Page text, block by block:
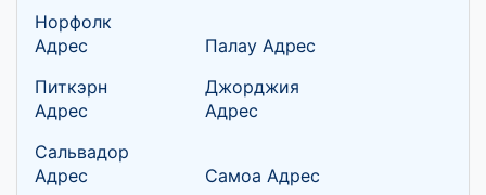
Норфолк
Адрес
Палау Адрес
Питкэрн
Адрес
Джорджия
Адрес
Сальвадор
Адрес
Самоа Адрес